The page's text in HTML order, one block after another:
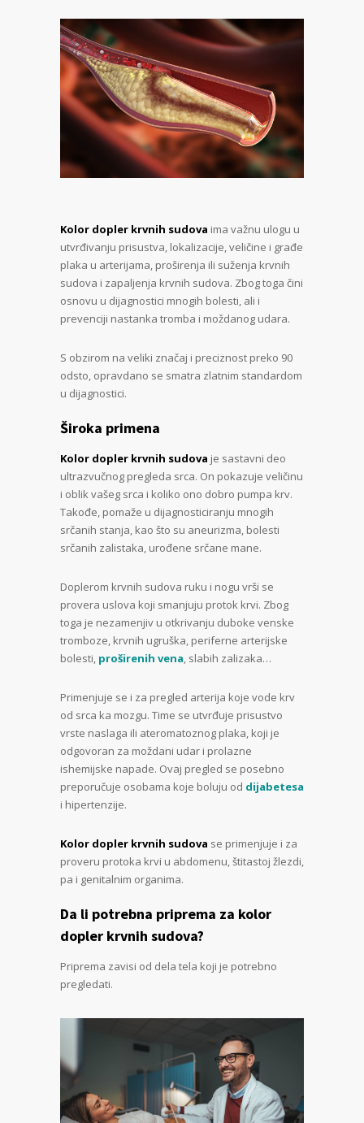
Kolor dopler krvnih sudova ima važnu ulogu u
utvrđivanju prisustva, lokalizacije, veličine i građe
plaka u arterijama, proširenja ili suženja krvnih
sudova i zapaljenja krvnih sudova. Zbog toga čini
osnovu u dijagnostici mnogih bolesti, ali i
prevenciji nastanka tromba i moždanog udara.
S obzirom na veliki značaj i preciznost preko 90
odsto, opravdano se smatra zlatnim standardom
u dijagnostici.
Široka primena
Kolor dopler krvnih sudova je sastavni deo
ultrazvučnog pregleda srca. On pokazuje veličinu
i oblik vašeg srca i koliko ono dobro pumpa krv.
Takođe, pomaže u dijagnosticiranju mnogih
srčanih stanja, kao što su aneurizma, bolesti
srčanih zalistaka, urođene srčane mane.
Doplerom krvnih sudova ruku i nogu vrši se
provera uslova koji smanjuju protok krvi. Zbog
toga je nezamenjiv u otkrivanju duboke venske
tromboze, krvnih ugruška, periferne arterijske
bolesti, proširenih vena, slabih zalizaka…
Primenjuje se i za pregled arterija koje vode krv
od srca ka mozgu. Time se utvrđuje prisustvo
vrste naslaga ili ateromatoznog plaka, koji je
odgovoran za moždani udar i prolazne
ishemijske napade. Ovaj pregled se posebno
preporučuje osobama koje boluju od dijabetesa
i hipertenzije.
Kolor dopler krvnih sudova se primenjuje i za
proveru protoka krvi u abdomenu, štitastoj žlezdi,
pa i genitalnim organima.
Da li potrebna priprema za kolor
dopler krvnih sudova?
Priprema zavisi od dela tela koji je potrebno
pregledati.